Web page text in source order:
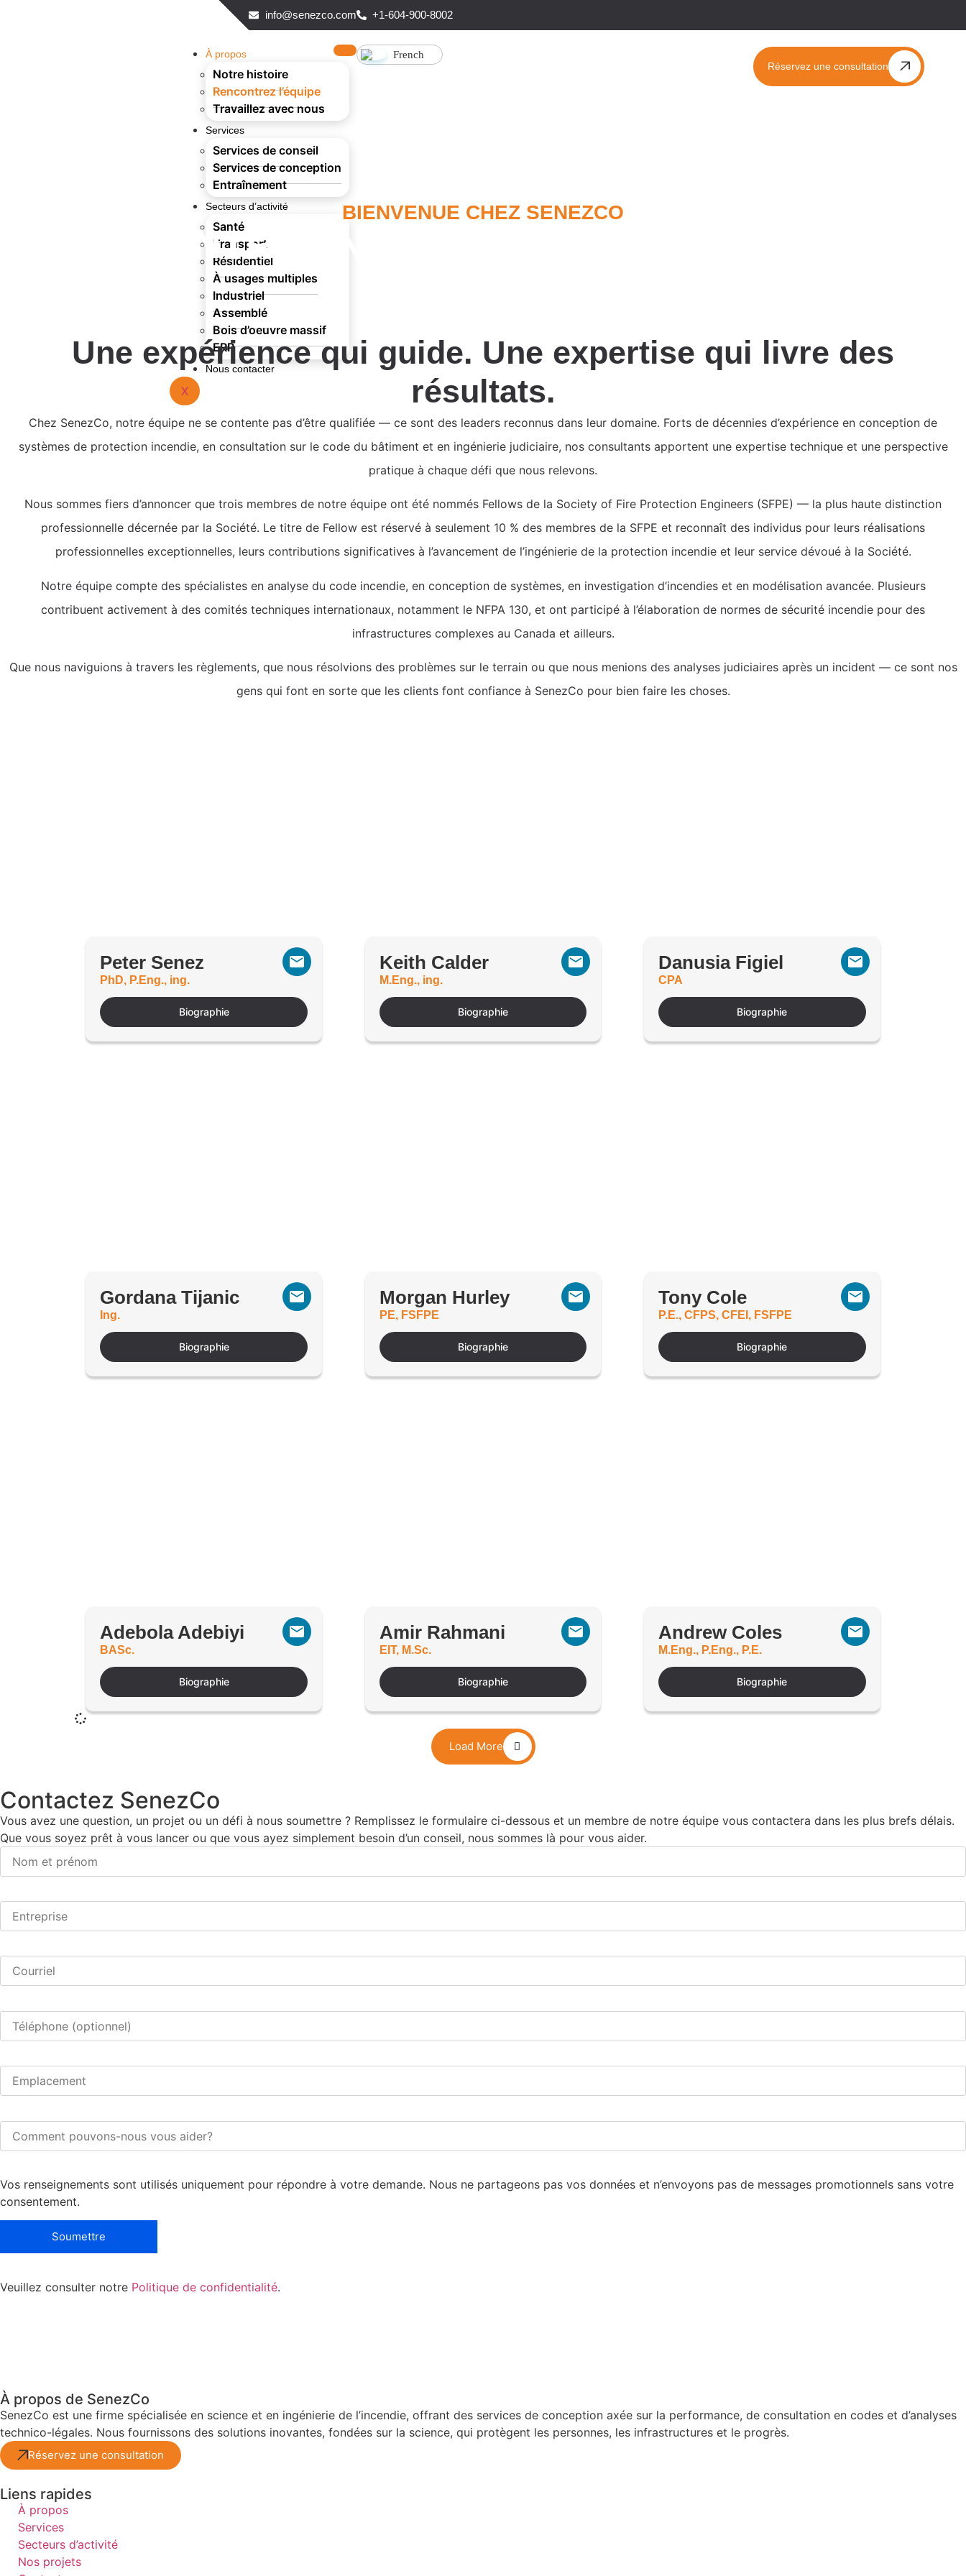
info@senezco.com +1-604-900-8002
À propos
Notre histoire
Rencontrez l’équipe
Travaillez avec nous
Services
Services de conseil
Services de conception
Entraînement
Secteurs d’activité
Santé
Transport
Résidentiel
À usages multiples
Industriel
Assemblé
Bois d’oeuvre massif
ERP
Nous contacter
X
French
Réservez une consultation
BIENVENUE CHEZ SENEZCO
RENCONTREZ NOTRE ÉQUIPE
Une expérience qui guide. Une expertise qui livre des
résultats.
Chez SenezCo, notre équipe ne se contente pas d’être qualifiée — ce sont des leaders reconnus dans leur domaine. Forts de décennies d’expérience en conception de
systèmes de protection incendie, en consultation sur le code du bâtiment et en ingénierie judiciaire, nos consultants apportent une expertise technique et une perspective
pratique à chaque défi que nous relevons.
Nous sommes fiers d’annoncer que trois membres de notre équipe ont été nommés Fellows de la Society of Fire Protection Engineers (SFPE) — la plus haute distinction
professionnelle décernée par la Société. Le titre de Fellow est réservé à seulement 10 % des membres de la SFPE et reconnaît des individus pour leurs réalisations
professionnelles exceptionnelles, leurs contributions significatives à l’avancement de l’ingénierie de la protection incendie et leur service dévoué à la Société.
Notre équipe compte des spécialistes en analyse du code incendie, en conception de systèmes, en investigation d’incendies et en modélisation avancée. Plusieurs
contribuent activement à des comités techniques internationaux, notamment le NFPA 130, et ont participé à l’élaboration de normes de sécurité incendie pour des
infrastructures complexes au Canada et ailleurs.
Que nous naviguions à travers les règlements, que nous résolvions des problèmes sur le terrain ou que nous menions des analyses judiciaires après un incident — ce sont nos
gens qui font en sorte que les clients font confiance à SenezCo pour bien faire les choses.
Peter Senez
PhD, P.Eng., ing.
Biographie
Keith Calder
M.Eng., ing.
Biographie
Danusia Figiel
CPA
Biographie
Gordana Tijanic
Ing.
Biographie
Morgan Hurley
PE, FSFPE
Biographie
Tony Cole
P.E., CFPS, CFEI, FSFPE
Biographie
Adebola Adebiyi
BASc.
Biographie
Amir Rahmani
EIT, M.Sc.
Biographie
Andrew Coles
M.Eng., P.Eng., P.E.
Biographie
Load More
Contactez SenezCo
Vous avez une question, un projet ou un défi à nous soumettre ? Remplissez le formulaire ci-dessous et un membre de notre équipe vous contactera dans les plus brefs délais.
Que vous soyez prêt à vous lancer ou que vous ayez simplement besoin d’un conseil, nous sommes là pour vous aider.
Vos renseignements sont utilisés uniquement pour répondre à votre demande. Nous ne partageons pas vos données et n’envoyons pas de messages promotionnels sans votre
consentement.
Veuillez consulter notre Politique de confidentialité.
À propos de SenezCo
SenezCo est une firme spécialisée en science et en ingénierie de l’incendie, offrant des services de conception axée sur la performance, de consultation en codes et d’analyses
technico-légales. Nous fournissons des solutions inovantes, fondées sur la science, qui protègent les personnes, les infrastructures et le progrès.
Réservez une consultation
Liens rapides
À propos
Services
Secteurs d’activité
Nos projets